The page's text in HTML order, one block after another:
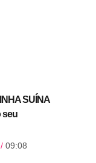
SUÍNA
seu
09:08